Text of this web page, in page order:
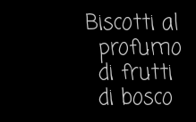
Biscotti al
profumo
di frutti
di bosco